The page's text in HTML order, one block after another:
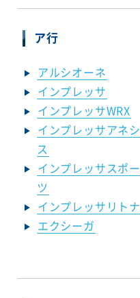
ア行
アルシオーネ
インプレッサ
インプレッサWRX
インプレッサアネシ
ス
インプレッサスポー
ツ
インプレッサリトナ
エクシーガ